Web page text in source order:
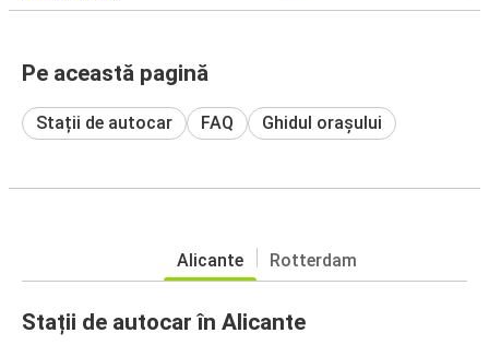
Pe această pagină
Stații de autocar FAQ Ghidul orașului
Alicante Rotterdam
Stații de autocar în Alicante